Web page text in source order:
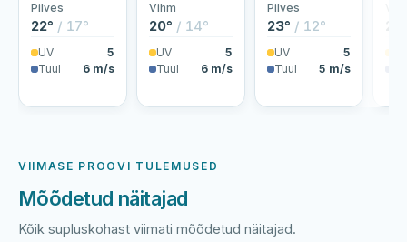
Pilves
22° / 17°
UV
5
Tuul
6 m/s
Vihm
20° / 14°
UV
5
Tuul
6 m/s
Pilves
23° / 12°
UV
5
Tuul
5 m/s
VIIMASE PROOVI TULEMUSED
Mõõdetud näitajad
Kõik supluskohast viimati mõõdetud näitajad.